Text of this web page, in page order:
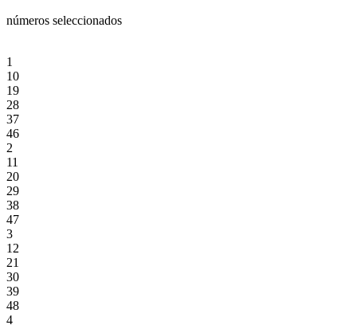
números seleccionados
1
10
19
28
37
46
2
11
20
29
38
47
3
12
21
30
39
48
4